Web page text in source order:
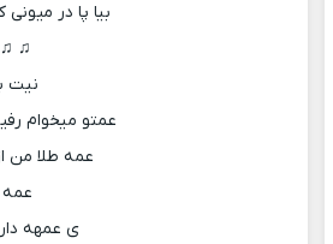
بیا پا در
♫
نیت
عمتو میخوام
عمه طلا من
عمه
ی عمهه